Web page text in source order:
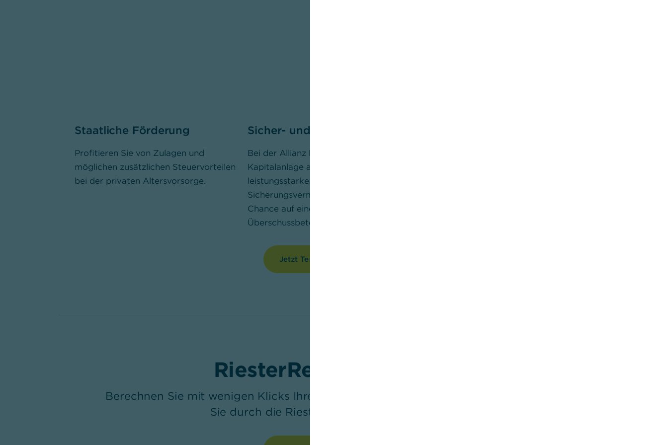
Staatliche Förderung
Profitieren Sie von Zulagen und
möglichen zusätzlichen Steuervorteilen
bei der privaten Altersvorsorge.
Sicher- und chancenorientiert
Bei der Allianz RiesterRente erfolgt die
Kapitalanlage ausschließlich im
leistungsstarken Allianz
Sicherungsvermögen, und Sie haben die
Chance auf eine attraktive
Überschussbeteiligung.
Jetzt Termin vereinbaren
RiesterRenten-Rechner
Berechnen Sie mit wenigen Klicks Ihre staatliche Förderung und die Leistungen, die
Sie durch die Riester-Rente erwarten können.